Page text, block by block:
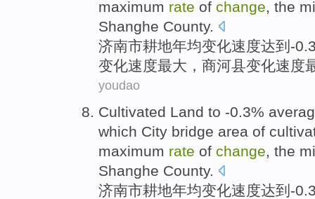
maximum rate of change, the
Shanghe County.
济南市耕地年均变化速度达到-
变化速度最大 ， 商河县变化速度
youdao
Cultivated Land to -0.3%
which City bridge area of
maximum rate of change , the
Shanghe County.
济南市耕地年均变化速度达到-